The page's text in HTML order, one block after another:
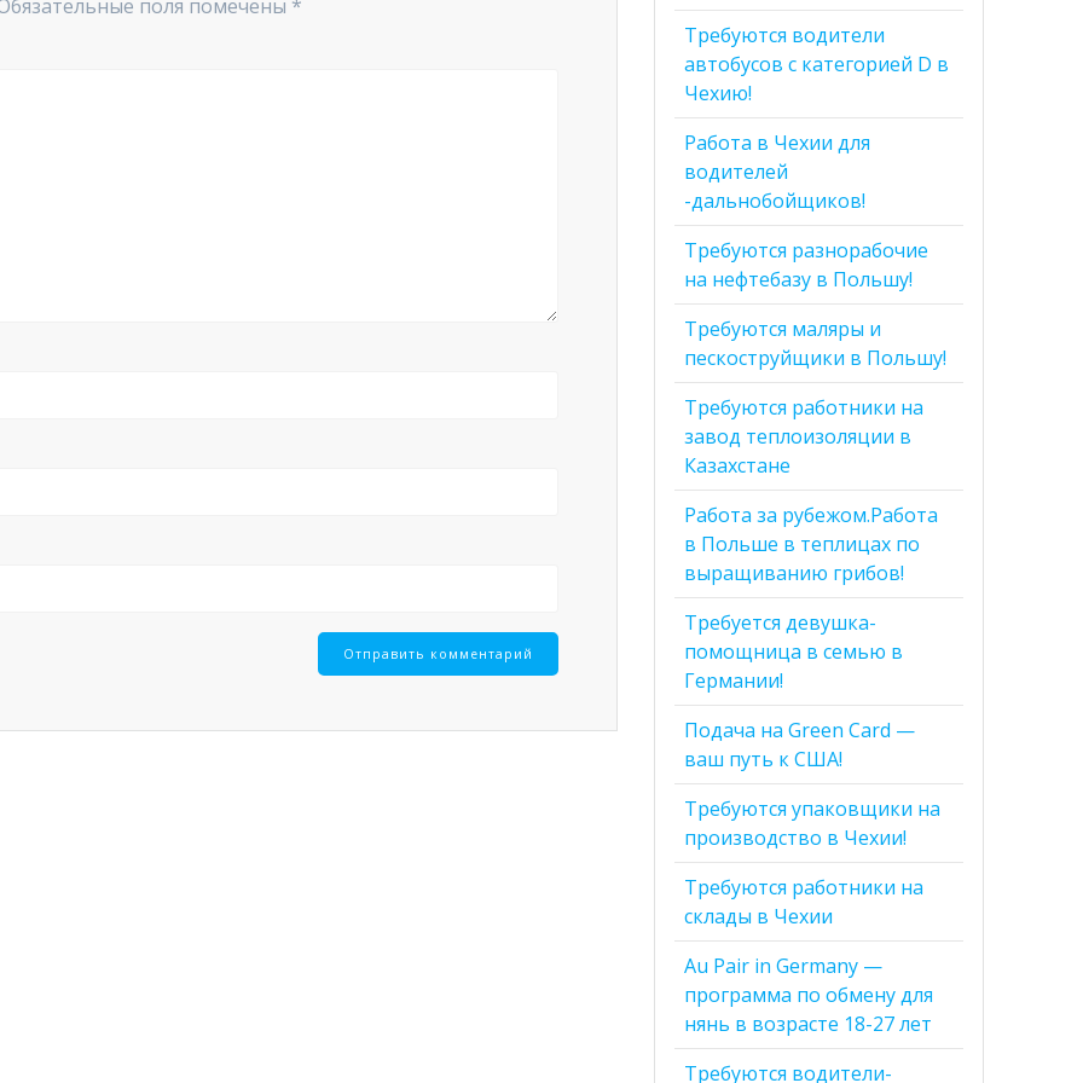
поля помечены *
Требуются водители
автобусов с категорией D в
Чехию!
Работа в Чехии для
водителей
-дальнобойщиков!
Требуются разнорабочие
на нефтебазу в Польшу!
Требуются маляры и
пескоструйщики в Польшу!
Требуются работники на
завод теплоизоляции в
Казахстане
Работа за рубежом.Работа
в Польше в теплицах по
выращиванию грибов!
Требуется девушка-
помощница в семью в
Германии!
Подача на Green Card —
ваш путь к США!
Требуются упаковщики на
производство в Чехии!
Требуются работники на
склады в Чехии
Au Pair in Germany —
программа по обмену для
нянь в возрасте 18-27 лет
Требуются водители-